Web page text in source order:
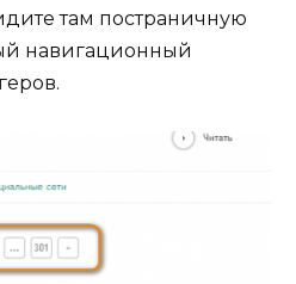
там постраничную
навигационный